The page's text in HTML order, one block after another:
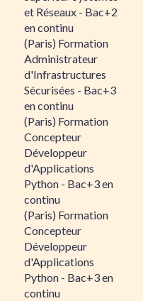
et Réseaux - Bac+2
en continu
(Paris) Formation
Administrateur
d'Infrastructures
Sécurisées - Bac+3
en continu
(Paris) Formation
Concepteur
Développeur
d'Applications
Python - Bac+3 en
continu
(Paris) Formation
Concepteur
Développeur
d'Applications
Python - Bac+3 en
continu